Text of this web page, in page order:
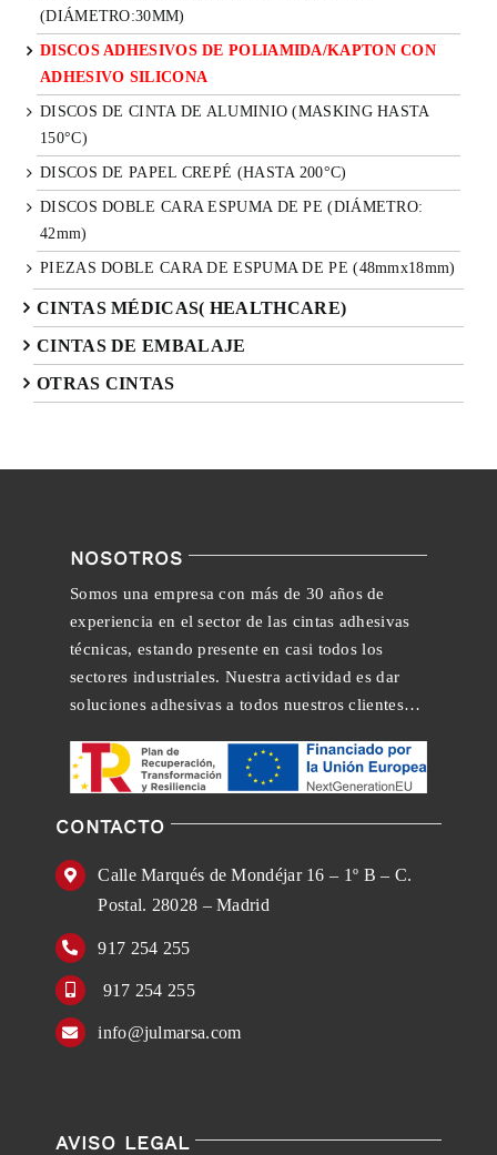
(DIÁMETRO:30MM)
DISCOS ADHESIVOS DE POLIAMIDA/KAPTON CON
ADHESIVO SILICONA
DISCOS DE CINTA DE ALUMINIO (MASKING HASTA
150°C)
DISCOS DE PAPEL CREPÉ (HASTA 200°C)
DISCOS DOBLE CARA ESPUMA DE PE (DIÁMETRO:
42mm)
PIEZAS DOBLE CARA DE ESPUMA DE PE (48mmx18mm)
CINTAS MÉDICAS( HEALTHCARE)
CINTAS DE EMBALAJE
OTRAS CINTAS
NOSOTROS
Somos una empresa con más de 30 años de
experiencia en el sector de las cintas adhesivas
técnicas, estando presente en casi todos los
sectores industriales. Nuestra actividad es dar
soluciones adhesivas a todos nuestros clientes…
CONTACTO
Calle Marqués de Mondéjar 16 – 1º B – C.
Postal. 28028 – Madrid
917 254 255
917 254 255
info@julmarsa.com
AVISO LEGAL